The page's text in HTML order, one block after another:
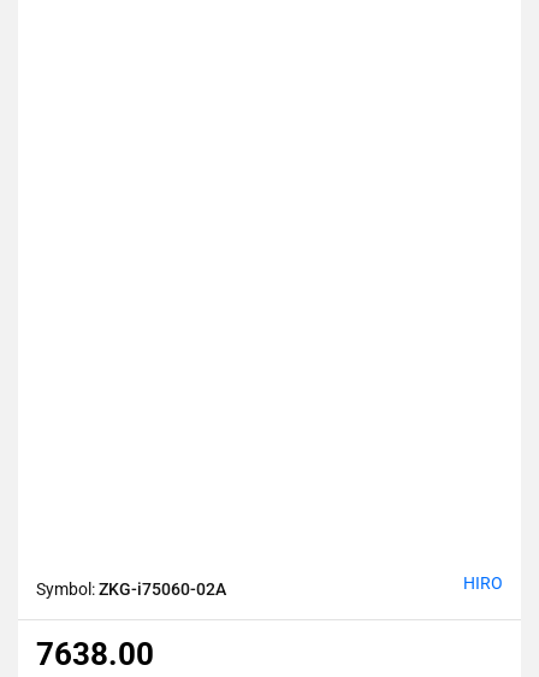
Symbol:ZKG-i75060-02A HIRO
7638.00